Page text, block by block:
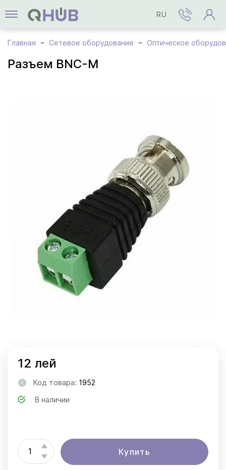
RU
Главная Сетевое оборудование Оптическое
Разъем BNC-M
12 лей
Код товара: 1952
В наличии
Купить